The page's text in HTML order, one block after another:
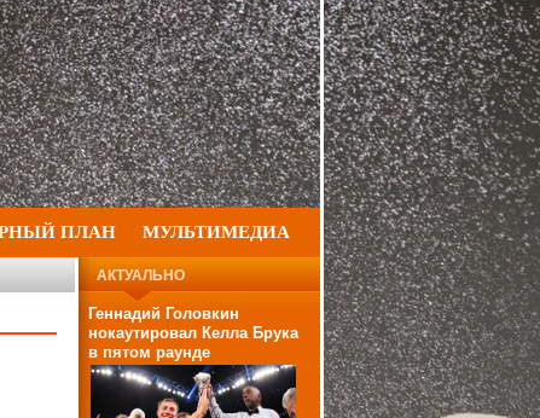
ПЛАН МУЛЬТИМЕДИА
АКТУАЛЬНО
Геннадий Головкин
нокаутировал Келла Брука
в пятом раунде